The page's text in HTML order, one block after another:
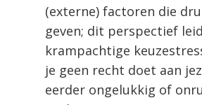
(externe) factoren die
geven; dit perspectief
krampachtige
je geen recht doet aan
eerder ongelukkig of